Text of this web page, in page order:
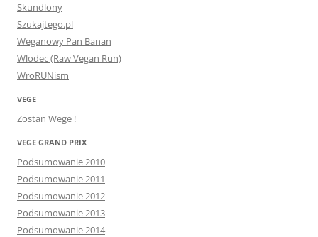
Skundlony
Szukajtego.pl
Weganowy Pan Banan
Wlodec (Raw Vegan Run)
WroRUNism
VEGE
Zostan Wege !
VEGE GRAND PRIX
Podsumowanie 2010
Podsumowanie 2011
Podsumowanie 2012
Podsumowanie 2013
Podsumowanie 2014